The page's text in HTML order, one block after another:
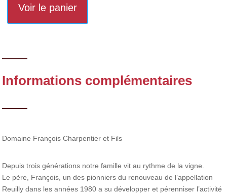
cuvée
l'Entière
Voir le panier
Informations complémentaires
Domaine François Charpentier et Fils
Depuis trois générations notre famille vit au rythme de la vigne.
Le père, François, un des pionniers du renouveau de l’appellation
Reuilly dans les années 1980 a su développer et pérenniser l’activité